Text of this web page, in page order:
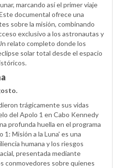
marcando así el primer viaje
documental ofrece una
sobre la misión, combinando
exclusivo a los astronautas y
relato completo donde los
solar total desde el espacio
trágicamente sus vidas
del Apolo 1 en Cabo Kennedy
profunda huella en el programa
Misión a la Luna' es una
humana y los riesgos
presentada mediante
conmovedores sobre quienes